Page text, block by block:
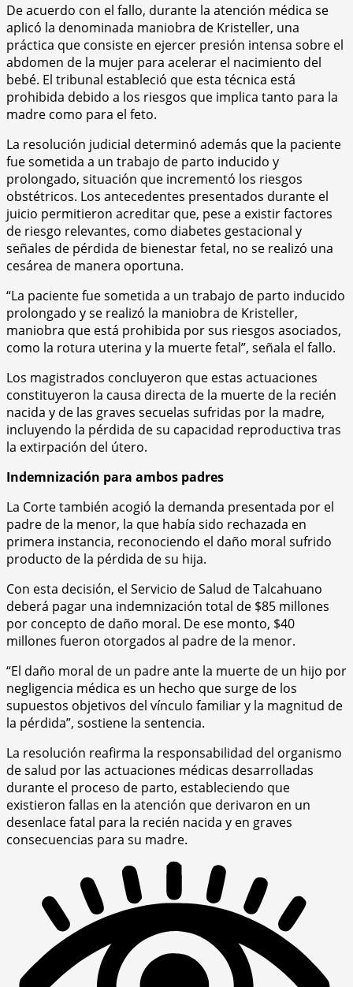
De acuerdo con el fallo, durante la atención médica se
aplicó la denominada maniobra de Kristeller, una
práctica que consiste en ejercer presión intensa sobre el
abdomen de la mujer para acelerar el nacimiento del
bebé. El tribunal estableció que esta técnica está
prohibida debido a los riesgos que implica tanto para la
madre como para el feto.
La resolución judicial determinó además que la paciente
fue sometida a un trabajo de parto inducido y
prolongado, situación que incrementó los riesgos
obstétricos. Los antecedentes presentados durante el
juicio permitieron acreditar que, pese a existir factores
de riesgo relevantes, como diabetes gestacional y
señales de pérdida de bienestar fetal, no se realizó una
cesárea de manera oportuna.
“La paciente fue sometida a un trabajo de parto inducido
prolongado y se realizó la maniobra de Kristeller,
maniobra que está prohibida por sus riesgos asociados,
como la rotura uterina y la muerte fetal”, señala el fallo.
Los magistrados concluyeron que estas actuaciones
constituyeron la causa directa de la muerte de la recién
nacida y de las graves secuelas sufridas por la madre,
incluyendo la pérdida de su capacidad reproductiva tras
la extirpación del útero.
Indemnización para ambos padres
La Corte también acogió la demanda presentada por el
padre de la menor, la que había sido rechazada en
primera instancia, reconociendo el daño moral sufrido
producto de la pérdida de su hija.
Con esta decisión, el Servicio de Salud de Talcahuano
deberá pagar una indemnización total de $85 millones
por concepto de daño moral. De ese monto, $40
millones fueron otorgados al padre de la menor.
“El daño moral de un padre ante la muerte de un hijo por
negligencia médica es un hecho que surge de los
supuestos objetivos del vínculo familiar y la magnitud de
la pérdida”, sostiene la sentencia.
La resolución reafirma la responsabilidad del organismo
de salud por las actuaciones médicas desarrolladas
durante el proceso de parto, estableciendo que
existieron fallas en la atención que derivaron en un
desenlace fatal para la recién nacida y en graves
consecuencias para su madre.